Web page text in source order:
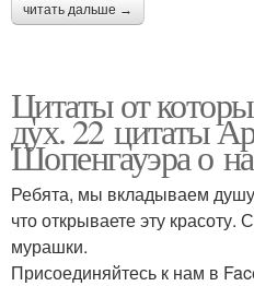
читать дальше →
Цитаты от
дух. 22 цитаты
Шопенгауэра о
Ребята, мы вкладываем
что открываете эту красоту.
мурашки.
Присоединяйтесь к нам в